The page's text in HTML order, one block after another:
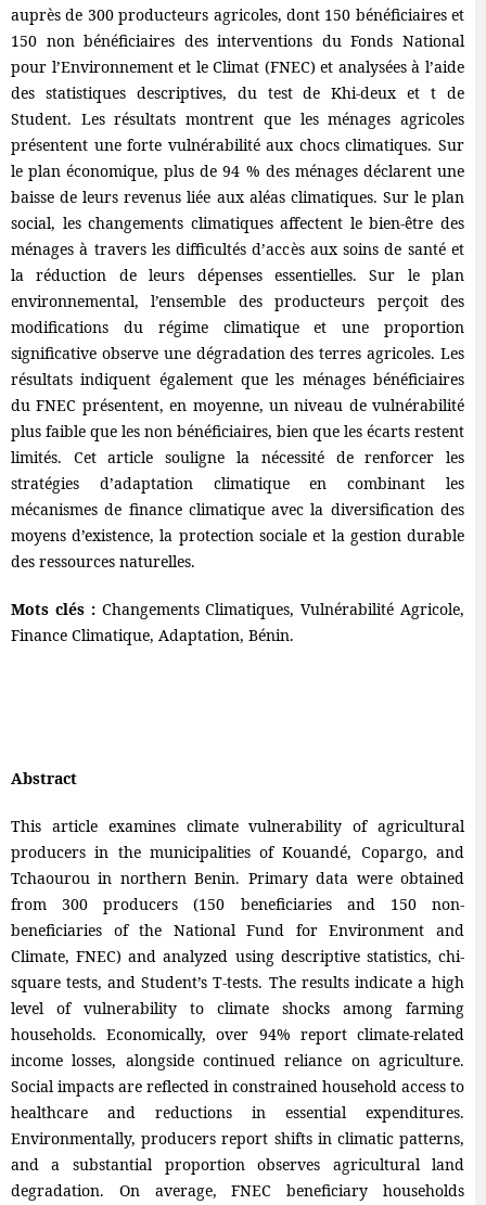
auprès de 300 producteurs agricoles, dont 150 bénéficiaires et
150 non bénéficiaires des interventions du Fonds National
pour l’Environnement et le Climat (FNEC) et analysées à l’aide
des statistiques descriptives, du test de Khi-deux et t de
Student. Les résultats montrent que les ménages agricoles
présentent une forte vulnérabilité aux chocs climatiques. Sur
le plan économique, plus de 94 % des ménages déclarent une
baisse de leurs revenus liée aux aléas climatiques. Sur le plan
social, les changements climatiques affectent le bien-être des
ménages à travers les difficultés d’accès aux soins de santé et
la réduction de leurs dépenses essentielles. Sur le plan
environnemental, l’ensemble des producteurs perçoit des
modifications du régime climatique et une proportion
significative observe une dégradation des terres agricoles. Les
résultats indiquent également que les ménages bénéficiaires
du FNEC présentent, en moyenne, un niveau de vulnérabilité
plus faible que les non bénéficiaires, bien que les écarts restent
limités. Cet article souligne la nécessité de renforcer les
stratégies d’adaptation climatique en combinant les
mécanismes de finance climatique avec la diversification des
moyens d’existence, la protection sociale et la gestion durable
des ressources naturelles.
Mots clés : Changements Climatiques, Vulnérabilité Agricole,
Finance Climatique, Adaptation, Bénin.
Abstract
This article examines climate vulnerability of agricultural
producers in the municipalities of Kouandé, Copargo, and
Tchaourou in northern Benin. Primary data were obtained
from 300 producers (150 beneficiaries and 150 non-
beneficiaries of the National Fund for Environment and
Climate, FNEC) and analyzed using descriptive statistics, chi-
square tests, and Student’s T-tests. The results indicate a high
level of vulnerability to climate shocks among farming
households. Economically, over 94% report climate-related
income losses, alongside continued reliance on agriculture.
Social impacts are reflected in constrained household access to
healthcare and reductions in essential expenditures.
Environmentally, producers report shifts in climatic patterns,
and a substantial proportion observes agricultural land
degradation. On average, FNEC beneficiary households